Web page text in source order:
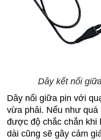
Dây kết nối
Dây nối giữa pin với
vừa phải. Nếu như quá
được độ chắc chắn khi
dài cũng sẽ gây cảm